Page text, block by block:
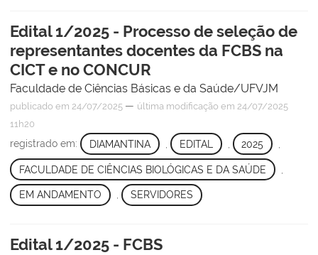
Edital 1/2025 - Processo de seleção de
representantes docentes da FCBS na
CICT e no CONCUR
Faculdade de Ciências Básicas e da Saúde/UFVJM
publicado em 24/07/2025 — última modificação em 24/07/2025
11h20
registrado em: DIAMANTINA EDITAL 2025
FACULDADE DE CIÊNCIAS BIOLÓGICAS E DA SAÚDE
EM ANDAMENTO , SERVIDORES
Edital 1/2025 - FCBS